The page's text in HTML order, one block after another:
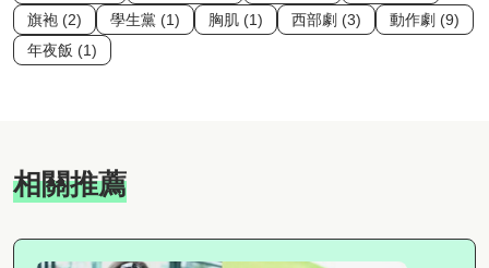
旗袍 (2)
學生黨 (1) 胸肌 (1) 西部劇 (3)
動作劇 (9)
年夜飯 (1)
相關推薦